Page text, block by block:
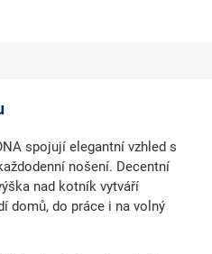
spojují elegantní vzhled s
nošení. Decentní
nad kotník vytváří
domů, do práce i na volný